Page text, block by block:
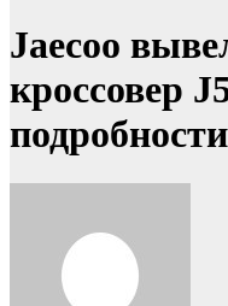
Jaecoo
кроссовер